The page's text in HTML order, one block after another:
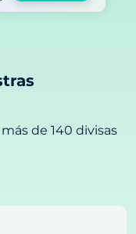
de 140 divisas